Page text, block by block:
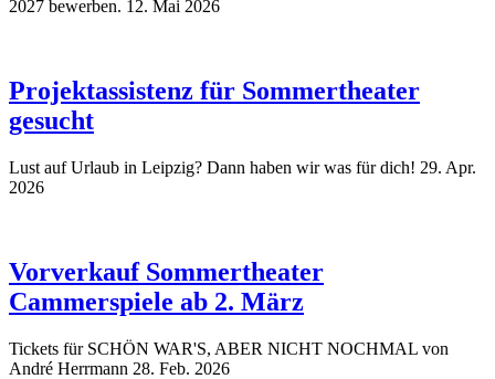
2027 bewerben. 12. Mai 2026
Projektassistenz für Sommertheater
gesucht
Lust auf Urlaub in Leipzig? Dann haben wir was für dich! 29. Apr.
2026
Vorverkauf Sommertheater
Cammerspiele ab 2. März
Tickets für SCHÖN WAR'S, ABER NICHT NOCHMAL von
André Herrmann 28. Feb. 2026